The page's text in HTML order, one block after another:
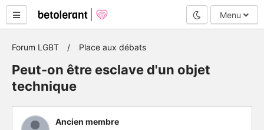
Mode nuit
Menu
Forum LGBT Place aux débats
Peut-on être esclave d'un objet
technique
Ancien membre